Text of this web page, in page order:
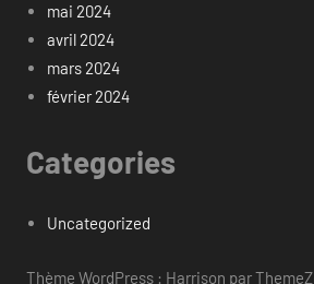
mai 2024
avril 2024
mars 2024
février 2024
Categories
Uncategorized
Thème WordPress : Harrison par